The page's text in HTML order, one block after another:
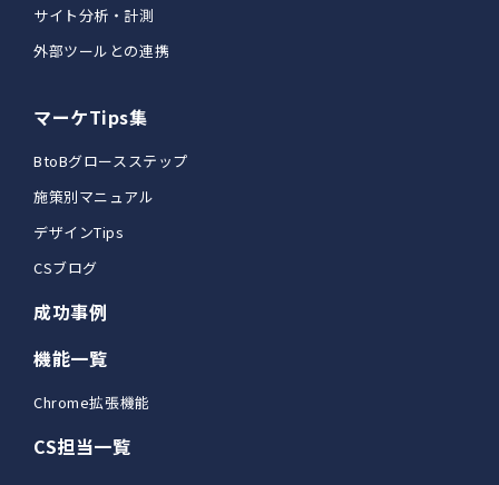
サイト分析・計測
外部ツールとの連携
マーケTips集
BtoBグロースステップ
施策別マニュアル
デザインTips
CSブログ
成功事例
機能一覧
Chrome拡張機能
CS担当一覧